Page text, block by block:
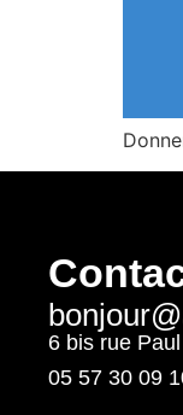
6 bis rue
05 57 30 09